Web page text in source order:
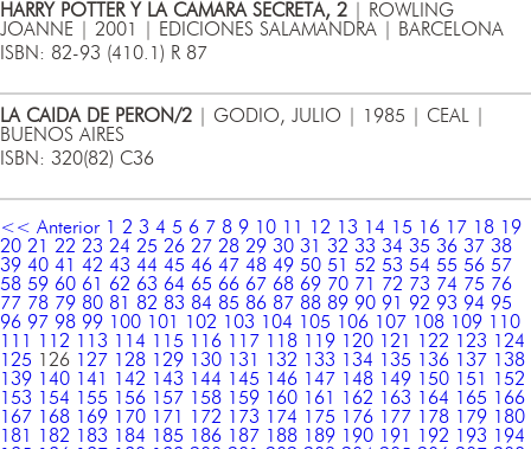
HARRY POTTER Y LA CAMARA SECRETA, 2 | ROWLING
JOANNE | 2001 | EDICIONES SALAMANDRA | BARCELONA
ISBN: 82-93 (410.1) R 87
LA CAIDA DE PERON/2 | GODIO, JULIO | 1985 | CEAL |
BUENOS AIRES
ISBN: 320(82) C36
<< Anterior 1 2 3 4 5 6 7 8 9 10 11 12 13 14 15 16 17 18 19
20 21 22 23 24 25 26 27 28 29 30 31 32 33 34 35 36 37 38
39 40 41 42 43 44 45 46 47 48 49 50 51 52 53 54 55 56 57
58 59 60 61 62 63 64 65 66 67 68 69 70 71 72 73 74 75 76
77 78 79 80 81 82 83 84 85 86 87 88 89 90 91 92 93 94 95
96 97 98 99 100 101 102 103 104 105 106 107 108 109 110
111
112 113 114 115 116 117 118 119 120 121 122 123 124
125 126 127 128 129 130 131 132 133 134 135 136 137 138
139 140 141 142 143 144 145 146 147 148 149 150 151
152
153 154 155 156 157 158 159 160 161 162 163 164 165 166
167 168 169 170 171 172 173 174 175 176 177 178 179 180
181
182 183 184 185 186 187 188 189 190 191 192 193 194